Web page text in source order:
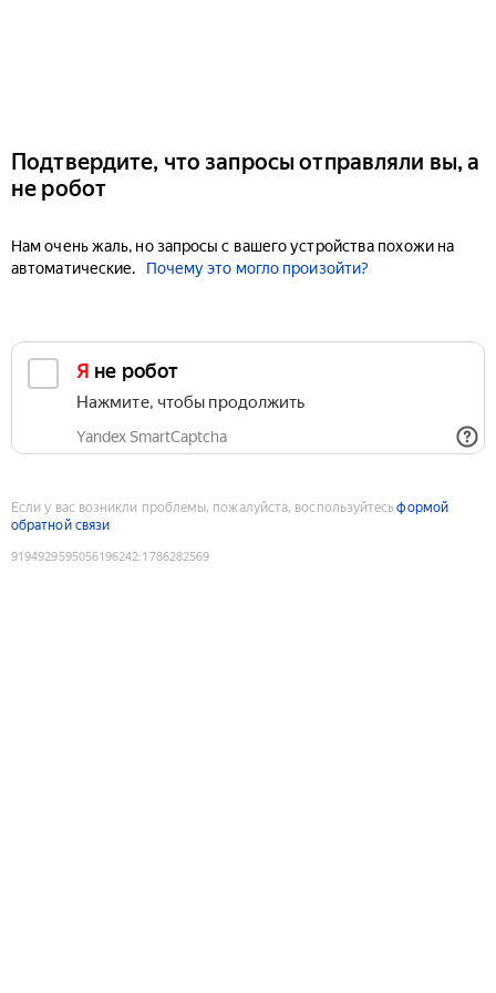
Подтвердите, что запросы отправляли вы, а
не робот
Нам очень жаль, но запросы с вашего устройства похожи на
автоматические.
Почему это могло произойти?
Я не робот
Нажмите, чтобы продолжить
Yandex SmartCaptcha
Если у вас возникли проблемы, пожалуйста, воспользуйтесьформой
обратной связи
9194929595056196242:1786282569